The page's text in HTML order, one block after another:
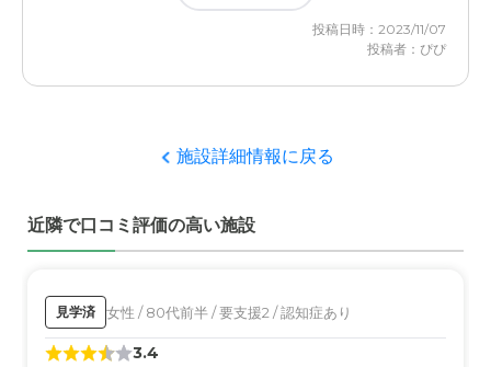
料金に関しては、入居時に説明され、納得した上で入居し
して、冷静になれた。
職員・スタッフ・他入居者の雰囲気について
迷惑おかけすることもあるが、嫌な顔一つしない。
清潔感にあふれ、掃除も行き届いていると思う。本人によ
ると、お風呂なども気持ちいいそうです。
投稿日時：2023/11/07
投稿者：ぴぴ
施設詳細情報に戻る
近隣で口コミ評価の高い施設
見学済 女性 / 80代前半 / 要支援2 / 認知症あり
3.4